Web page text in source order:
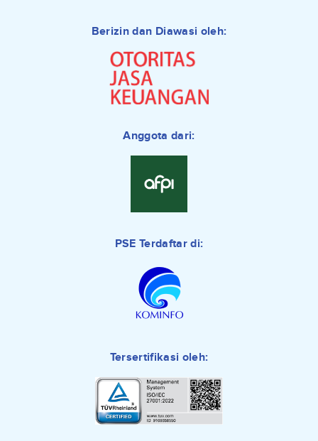
Berizin dan Diawasi oleh:
Anggota dari:
PSE Terdaftar di:
Tersertifikasi oleh: